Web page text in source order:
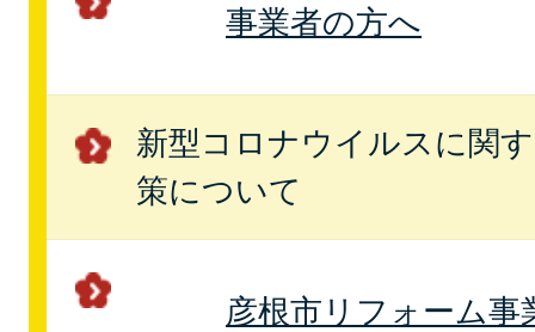
事業者の方へ
新型コロナウイルスに関
策について
彦根市リフォーム事